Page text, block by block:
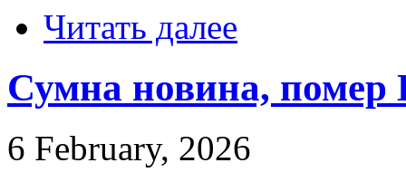
Читать далее
Сумна новина, помер
6 February, 2026